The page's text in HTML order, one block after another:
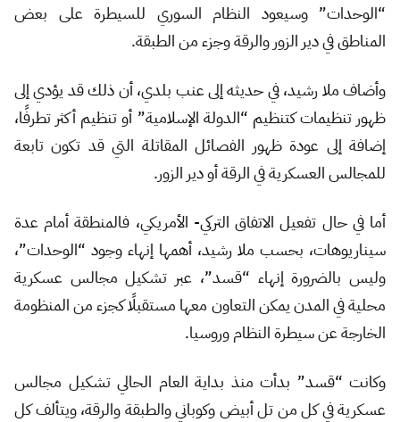
“الوحدات” وسيعود النظام السوري للسيطرة على بعض
المناطق في دير الزور والرقة وجزء من الطبقة.
وأضاف ملا رشيد، في حديثه إلى عنب بلدي، أن ذلك قد يؤدي إلى
ظهور تنظيمات كتنظيم “الدولة الإسلامية” أو تنظيم أكثر تطرفًا،
إضافة إلى عودة ظهور الفصائل المقاتلة التي قد تكون تابعة
للمجالس العسكرية في الرقة أو دير الزور.
أما في حال تفعيل الاتفاق التركي- الأمريكي، فالمنطقة أمام عدة
سيناريوهات، بحسب ملا رشيد، أهمها إنهاء وجود “الوحدات”،
وليس بالضرورة إنهاء “قسد”، عبر تشكيل مجالس عسكرية
محلية في المدن يمكن التعاون معها مستقبلًا كجزء من المنظومة
الخارجة عن سيطرة النظام وروسيا.
وكانت “قسد” بدأت منذ بداية العام الحالي تشكيل مجالس
عسكرية في كل من تل أبيض وكوباني والطبقة والرقة، ويتألف كل